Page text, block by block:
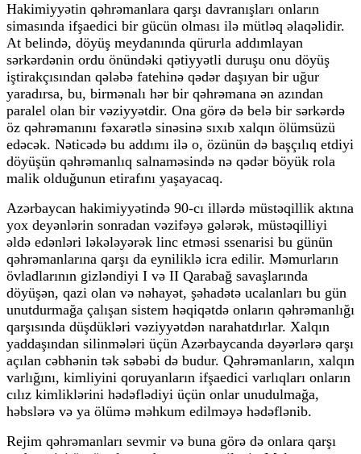
Hakimiyyətin qəhrəmanlara qarşı davranışları onların
simasında ifşaedici bir gücün olması ilə mütləq əlaqəlidir.
At belində, döyüş meydanında qürurla addımlayan
sərkərdənin ordu önündəki qətiyyətli duruşu onu döyüş
iştirakçısından qələbə fatehinə qədər daşıyan bir uğur
yaradırsa, bu, birmənalı hər bir qəhrəmana ən azından
paralel olan bir vəziyyətdir. Ona görə də belə bir sərkərdə
öz qəhrəmanını fəxarətlə sinəsinə sıxıb xalqın ölümsüzü
edəcək. Nəticədə bu addımı ilə o, özünün də başçılıq etdiyi
döyüşün qəhrəmanlıq salnaməsində nə qədər böyük rola
malik olduğunun etirafını yaşayacaq.
Azərbaycan hakimiyyətində 90-cı illərdə müstəqillik aktına
yox deyənlərin sonradan vəzifəyə gələrək, müstəqilliyi
əldə edənləri ləkələyərək linc etməsi ssenarisi bu günün
qəhrəmanlarına qarşı da eyniliklə icra edilir. Məmurların
övladlarının gizləndiyi I və II Qarabağ savaşlarında
döyüşən, qazi olan və nəhayət, şəhadətə ucalanları bu gün
unutdurmağa çalışan sistem həqiqətdə onların qəhrəmanlığı
qarşısında düşdükləri vəziyyətdən narahatdırlar. Xalqın
yaddaşından silinmələri üçün Azərbaycanda dəyərlərə qarşı
açılan cəbhənin tək səbəbi də budur. Qəhrəmanların, xalqın
varlığını, kimliyini qoruyanların ifşaedici varlıqları onların
cılız kimliklərini hədəflədiyi üçün onlar unudulmağa,
həbslərə və ya ölümə məhkum edilməyə hədəflənib.
Rejim qəhrəmanları sevmir və buna görə də onlara qarşı